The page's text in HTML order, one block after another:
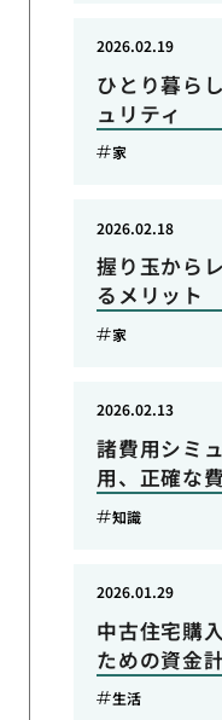
ひとり暮ら
ュリティ
2026.02.19
家
握り玉から
るメリット
2026.02.18
家
諸費用シミ
用、正確な
2026.02.13
知識
中古住宅購
ための資金
2026.01.29
生活